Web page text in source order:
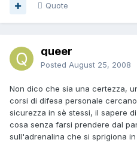
Quote
queer
Posted August 25, 2008
Non dico che sia una certezza,
corsi di difesa personale
sicurezza in sè stessi, il sapere
cosa senza farsi prendere dal
sull'adrenalina che si sprigiona in